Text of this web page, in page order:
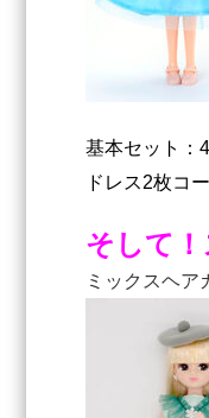
基本セット：
ドレス2枚コ
そして
ミックスヘア